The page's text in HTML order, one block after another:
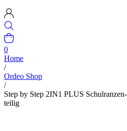
0
Home
/
Ordeo Shop
/
Step by Step 2IN1 PLUS
teilig